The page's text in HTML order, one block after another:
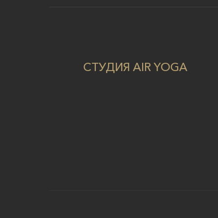
СТУДИЯ AIR YOGA